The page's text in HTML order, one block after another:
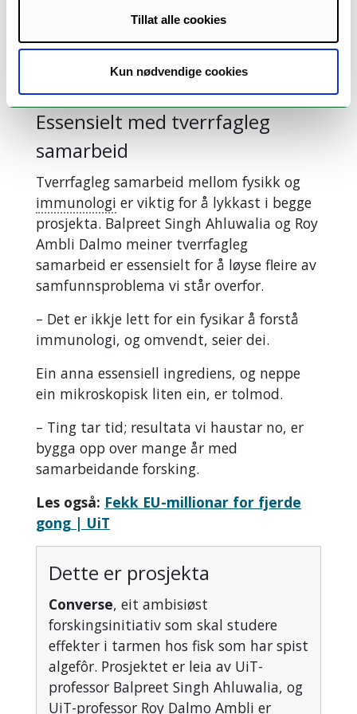
Tillat alle cookies
Kun nødvendige cookies
intelligens. Dei skal dokumentere
fysiologiske endringane ved hjelp av RNA-
sekvensering
, eit fagomgrep mange
kanskje hugsar frå koronapandemien.
Essensielt med tverrfagleg
samarbeid
Tverrfagleg samarbeid mellom fysikk og
immunologi er viktig for å lykkast i begge
prosjekta. Balpreet Singh Ahluwalia og Roy
Ambli Dalmo meiner tverrfagleg
samarbeid er essensielt for å løyse fleire av
samfunnsproblema vi står overfor.
– Det er ikkje lett for ein fysikar å forstå
immunologi, og omvendt, seier dei.
Ein anna essensiell ingrediens, og neppe
ein mikroskopisk liten ein, er tolmod.
– Ting tar tid; resultata vi haustar no, er
bygga opp over mange år med
samarbeidande forsking.
Les også: Fekk EU-millionar for fjerde
gong | UiT
Dette er prosjekta
Converse, eit ambisiøst
forskingsinitiativ som skal studere
effekter i tarmen hos fisk som har spist
algefôr. Prosjektet er leia av UiT-
professor Balpreet Singh Ahluwalia, og
UiT-professor Roy Dalmo Ambli er